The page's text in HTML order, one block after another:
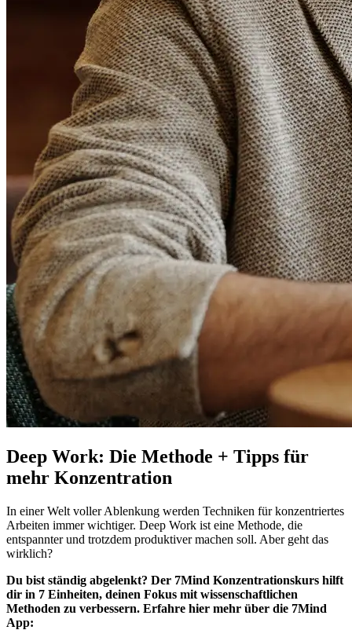
Deep Work: Die Methode + Tipps für
mehr Konzentration
In einer Welt voller Ablenkung werden Techniken für konzentriertes
Arbeiten immer wichtiger. Deep Work ist eine Methode, die
entspannter und trotzdem produktiver machen soll. Aber geht das
wirklich?
Du bist ständig abgelenkt? Der 7Mind Konzentrationskurs hilft
dir in 7 Einheiten, deinen Fokus mit wissenschaftlichen
Methoden zu verbessern. Erfahre hier mehr über die 7Mind
App: